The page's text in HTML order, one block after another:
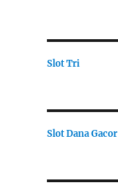
Slot Tri
Slot Dana Gacor